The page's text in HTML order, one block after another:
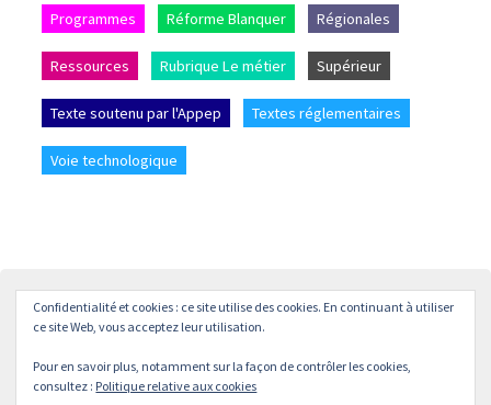
Programmes Réforme Blanquer Régionales
Ressources Rubrique Le métier Supérieur
Texte soutenu par l'Appep Textes réglementaires
Voie technologique
Accueil L’APPEP Adhésion
La revue « L’enseignement
Philosophique »
© APPEP Mentions légales
Confidentialité et cookies : ce site utilise des cookies. En continuant à utiliser
ce site Web, vous acceptez leur utilisation.
Pour en savoir plus, notamment sur la façon de contrôler les cookies,
consultez : Politique relative aux cookies